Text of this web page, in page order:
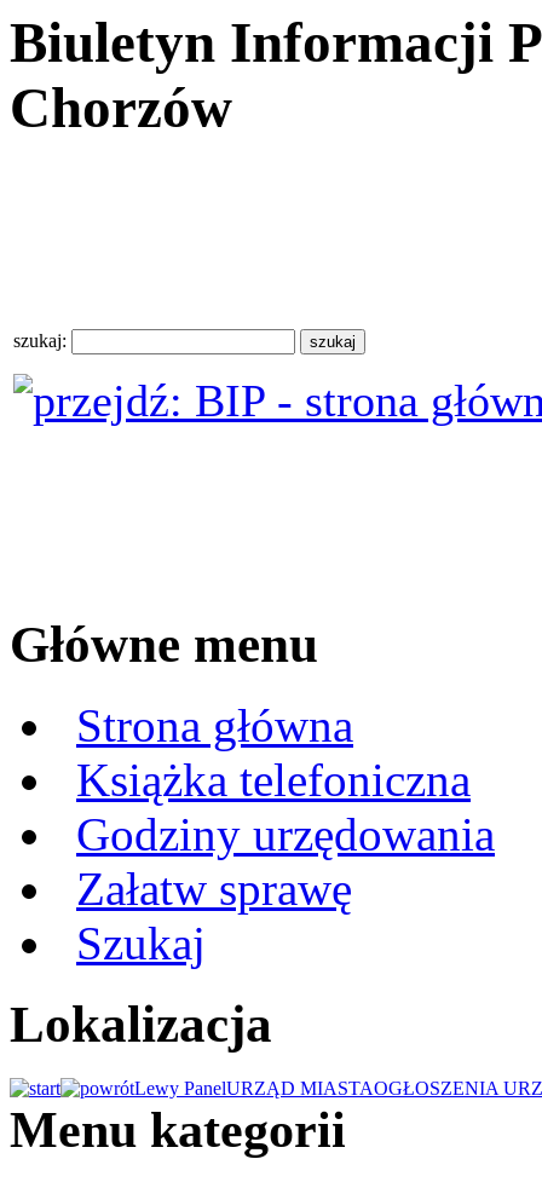
Biuletyn Informacji
Chorzów
szukaj:
Główne menu
Strona główna
Książka telefoniczna
Godziny urzędowania
Załatw sprawę
Szukaj
Lokalizacja
Lewy PanelURZĄD MIASTAOGŁOSZENIA
Menu kategorii